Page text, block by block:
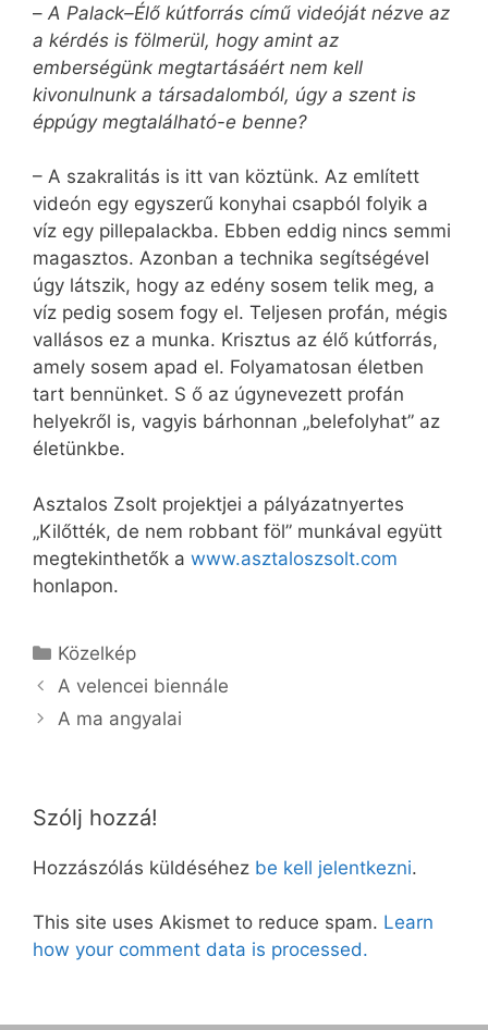
– A Palack–Élő kútforrás című videóját nézve az
a kérdés is fölmerül, hogy amint az
emberségünk megtartásáért nem kell
kivonulnunk a társadalomból, úgy a szent is
éppúgy megtalálható-e benne?
– A szakralitás is itt van köztünk. Az említett
videón egy egyszerű konyhai csapból folyik a
víz egy pillepalackba. Ebben eddig nincs semmi
magasztos. Azonban a technika segítségével
úgy látszik, hogy az edény sosem telik meg, a
víz pedig sosem fogy el. Teljesen profán, mégis
vallásos ez a munka. Krisztus az élő kútforrás,
amely sosem apad el. Folyamatosan életben
tart bennünket. S ő az úgynevezett profán
helyekről is, vagyis bárhonnan „belefolyhat” az
életünkbe.
Asztalos Zsolt projektjei a pályázatnyertes
„Kilőtték, de nem robbant föl” munkával együtt
megtekinthetők a www.asztaloszsolt.com
honlapon.
Kategória
Közelkép
A velencei biennále
A ma angyalai
Szólj hozzá!
Hozzászólás küldéséhez be kell jelentkezni.
This site uses Akismet to reduce spam. Learn
how your comment data is processed.